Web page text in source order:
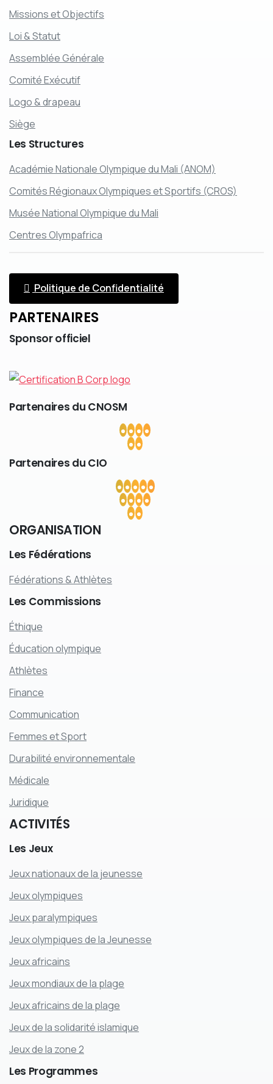
Missions et Objectifs
Loi & Statut
Assemblée Générale
Comité Exécutif
Logo & drapeau
Siège
Les Structures
Académie Nationale Olympique du Mali (ANOM)
Comités Régionaux Olympiques et Sportifs (CROS)
Musée National Olympique du Mali
Centres Olympafrica
Politique de Confidentialité
PARTENAIRES
Sponsorofficiel
Partenaires du CNOSM
Partenaires du CIO
ORGANISATION
Les Fédérations
Fédérations & Athlètes
Les Commissions
Éthique
Éducation olympique
Athlètes
Finance
Communication
Femmes et Sport
Durabilité environnementale
Médicale
Juridique
ACTIVITÉS
Les Jeux
Jeux nationaux de la jeunesse
Jeux olympiques
Jeux paralympiques
Jeux olympiques de la Jeunesse
Jeux africains
Jeux mondiaux de la plage
Jeux africains de la plage
Jeux de la solidarité islamique
Jeux de la zone 2
Les Programmes